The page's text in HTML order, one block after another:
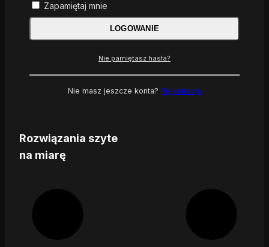
Rozwiązania szyte
na miarę
Zapamiętaj mnie
LOGOWANIE
Nie pamiętasz hasła?
Nie masz jeszcze konta? Rejestracja